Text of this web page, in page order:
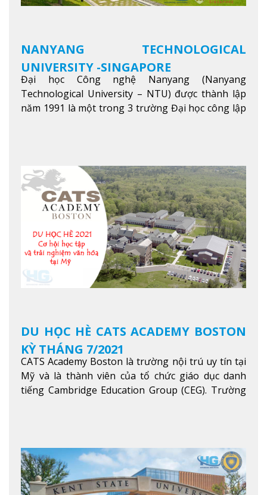
NANYANG TECHNOLOGICAL
UNIVERSITY -SINGAPORE
Đại học Công nghệ Nanyang (Nanyang
Technological University – NTU) được thành lập
năm 1991 là một trong 3 trường Đại học công lập
Khoa học máy tính…Trường cũng được bình chọn
là một trong những ngôi trường đáng học nhất
trong khu vực các nước ASEAN và Châu Á.Xem
thêm
DU HỌC HÈ CATS ACADEMY BOSTON
KỲ THÁNG 7/2021
CATS Academy Boston là trường nội trú uy tín tại
Mỹ và là thành viên của tổ chức giáo dục danh
tiếng Cambridge Education Group (CEG). Trường
thêm